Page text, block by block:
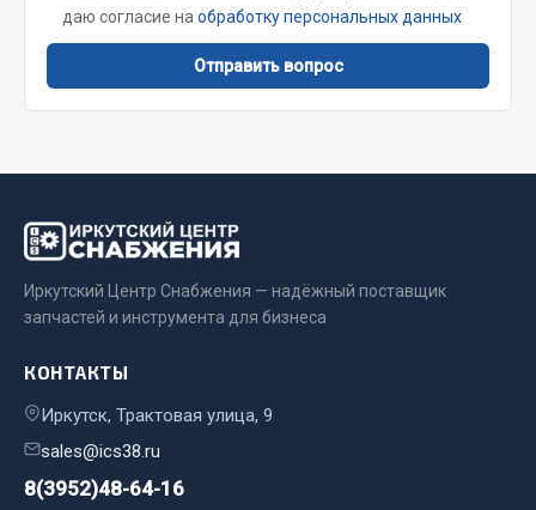
Весь раздел
Лампы паяльные, керосиновые
Сантехника
даю согласие на обработку персональных данных
Отправить вопрос
Иркутский Центр Снабжения — надёжный поставщик
запчастей и инструмента для бизнеса
КОНТАКТЫ
Иркутск, Трактовая улица, 9
sales@ics38.ru
8(3952)48-64-16